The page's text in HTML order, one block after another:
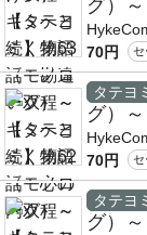
グ）
70円
セ
タテヨ
グ）
70円
セ
タテヨ
グ）